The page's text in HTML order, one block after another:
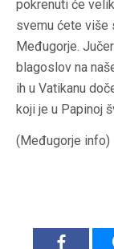
pokrenuti će
svemu ćete više
Međugorje.
blagoslov na
ih u Vatikanu
koji je u Papinoj
(Međugorje info)